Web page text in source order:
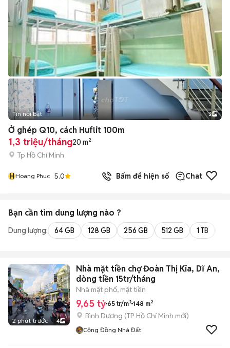
Tin nổi bật 3
Ở ghép Q10, cách Huflit 100m
1,3 triệu/tháng20 m²
Tp Hồ Chí Minh
HHoang Phuc 5.0 Bấm để hiện số Chat
Bạn cần tìm dung lượng nào ?
Dung lượng: 64 GB 128 GB 256 GB 512 GB 1 TB
2 phút trước 4
Nhà mặt tiền chợ Đoàn Thị Kia, Dĩ An,
dòng tiền 15tr/tháng
Nhà mặt phố, mặt tiền
9,65 tỷ 65 tr/m² 148 m²
Bình Dương (TP Hồ Chí Minh mới)
Cộng Đồng Nhà Đất